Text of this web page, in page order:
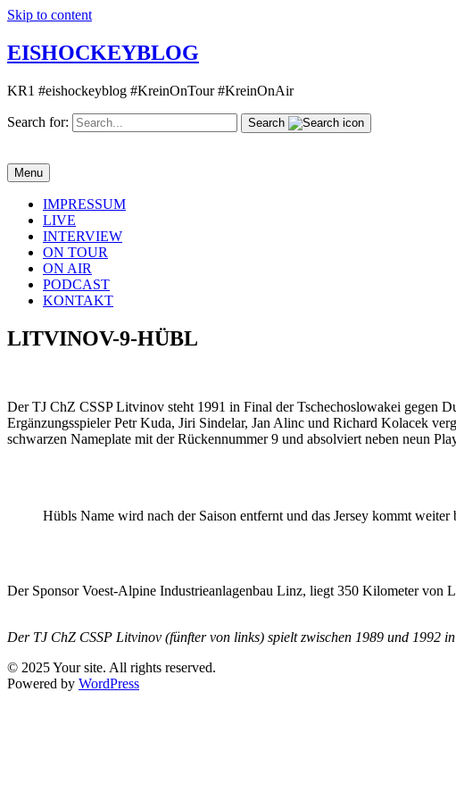
Skip to content
EISHOCKEYBLOG
KR1 #eishockeyblog #KreinOnTour #KreinOnAir
Search for: Search
Menu
IMPRESSUM
LIVE
INTERVIEW
ON TOUR
ON AIR
PODCAST
KONTAKT
LITVINOV-9-HÜBL
Der TJ ChZ CSSP Litvinov steht 1991 in Final der Tschechoslowakei gegen
Ergänzungsspieler Petr Kuda, Jiri Sindelar, Jan Alinc und Richard Kolacek
schwarzen Nameplate mit der Rückennummer 9 und absolviert neben neun
Hübls Name wird nach der Saison entfernt und das Jersey kommt
Der Sponsor Voest-Alpine Industrieanlagenbau Linz, liegt 350 Kilometer
Der TJ ChZ CSSP Litvinov (fünfter von links) spielt zwischen 1989 und 1992
© 2025 Your site. All rights reserved.
Powered by WordPress